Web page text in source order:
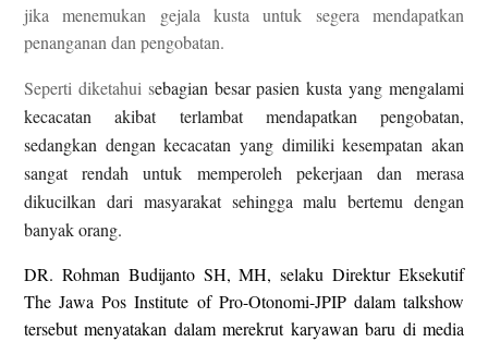
jika menemukan gejala kusta untuk segera mendapatkan
penanganan dan pengobatan.
Seperti diketahui sebagian besar pasien kusta yang mengalami
kecacatan akibat terlambat mendapatkan pengobatan,
sedangkan dengan kecacatan yang dimiliki kesempatan akan
sangat rendah untuk memperoleh pekerjaan dan merasa
dikucilkan dari masyarakat sehingga malu bertemu dengan
banyak orang.
DR. Rohman Budijanto SH, MH, selaku Direktur Eksekutif
The Jawa Pos Institute of Pro-Otonomi-JPIP dalam talkshow
tersebut menyatakan dalam merekrut karyawan baru di media